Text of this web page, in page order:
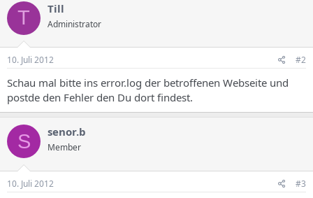
T Till
Administrator
10. Juli 2012 #2
Schau mal bitte ins error.log der betroffenen Webseite und
postde den Fehler den Du dort findest.
S senor.b
Member
10. Juli 2012 #3